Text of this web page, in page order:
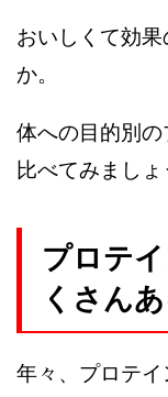
おいしくて効
か。
体への目的別
比べてみましょ
プロテ
くさん
年々、プロテ